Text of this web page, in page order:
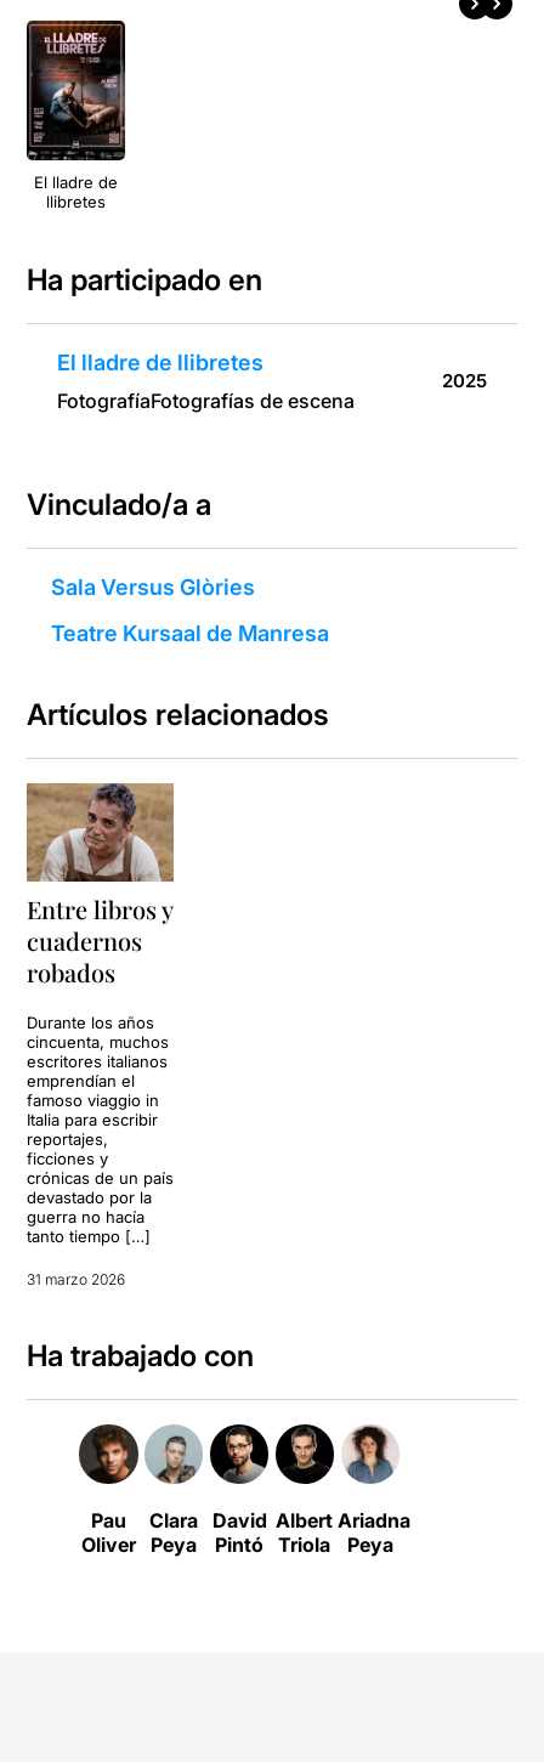
El lladre de
llibretes
Ha participado en
El lladre de llibretes
FotografíaFotografías de escena
2025
Vinculado/a a
Sala Versus Glòries
Teatre Kursaal de Manresa
Artículos relacionados
Entre libros y
cuadernos
robados
Durante los años
cincuenta, muchos
escritores italianos
emprendían el
famoso viaggio in
Italia para escribir
reportajes,
ficciones y
crónicas de un país
devastado por la
guerra no hacía
tanto tiempo […]
31 marzo 2026
Ha trabajado con
Pau
Oliver
Clara
Peya
David
Pintó
Albert
Triola
Ariadna
Peya